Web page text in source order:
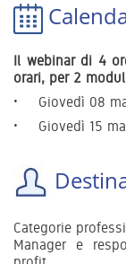
Il webinar di 4
orari, per 2
Giovedì 08
Giovedì 15
Categorie
Manager e